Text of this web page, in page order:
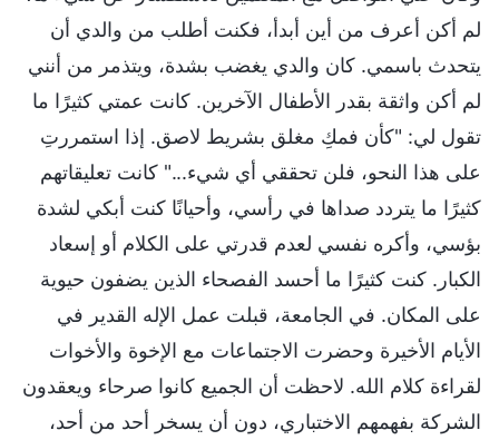
لم أكن أعرف من أين أبدأ، فكنت أطلب من والدي أن
يتحدث باسمي. كان والدي يغضب بشدة، ويتذمر من أنني
لم أكن واثقة بقدر الأطفال الآخرين. كانت عمتي كثيرًا ما
تقول لي: "كأن فمكِ مغلق بشريط لاصق. إذا استمررتِ
على هذا النحو، فلن تحققي أي شيء..." كانت تعليقاتهم
كثيرًا ما يتردد صداها في رأسي، وأحيانًا كنت أبكي لشدة
بؤسي، وأكره نفسي لعدم قدرتي على الكلام أو إسعاد
الكبار. كنت كثيرًا ما أحسد الفصحاء الذين يضفون حيوية
على المكان. في الجامعة، قبلت عمل الإله القدير في
الأيام الأخيرة وحضرت الاجتماعات مع الإخوة والأخوات
لقراءة كلام الله. لاحظت أن الجميع كانوا صرحاء ويعقدون
الشركة بفهمهم الاختباري، دون أن يسخر أحد من أحد،